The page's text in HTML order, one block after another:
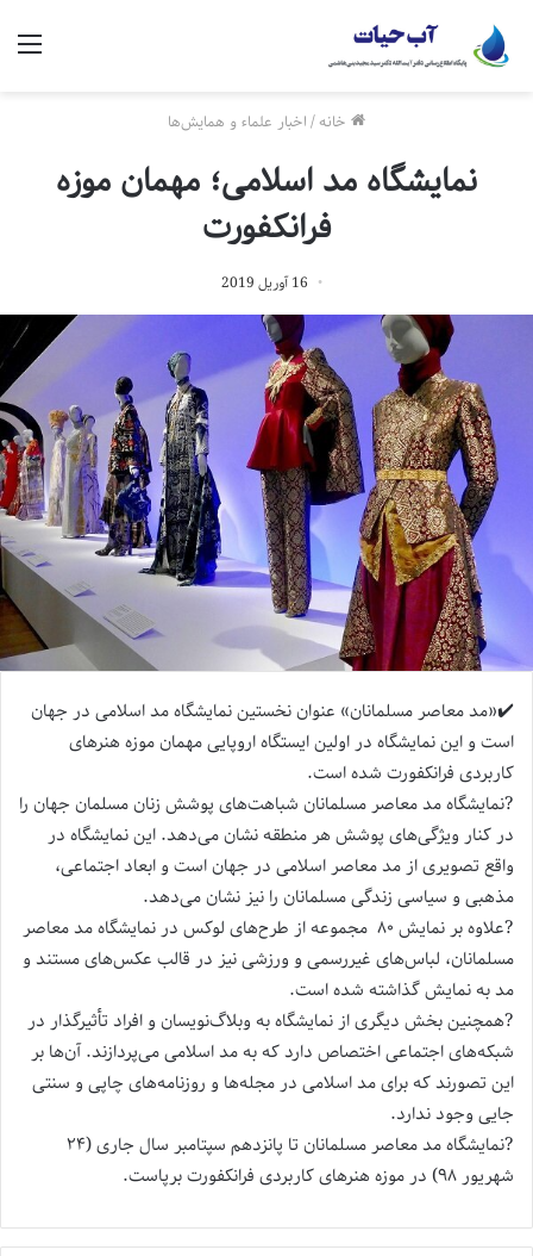
خانه/اخبار علماء و همایش‌ها
نمایشگاه مد اسلامی؛ مهمان موزه
فرانکفورت
16 آوریل 2019
✔️«مد معاصر مسلمانان» عنوان نخستین نمایشگاه مد اسلامی در جهان
است و این نمایشگاه در اولین ایستگاه اروپایی مهمان موزه‌ هنرهای
کاربردی فرانکفورت شده است.
?نمایشگاه مد معاصر مسلمانان شباهت‌های پوشش زنان مسلمان جهان را
در کنار ویژگی‌های پوشش هر منطقه نشان می‌دهد. این نمایشگاه در
واقع تصویری از مد معاصر اسلامی در جهان است و ابعاد اجتماعی،
مذهبی و سیاسی زندگی مسلمانان را نیز نشان می‌دهد.
?علاوه بر نمایش ۸۰ مجموعه از طرح‌های لوکس در نمایشگاه مد معاصر
مسلمانان، لباس‌های غیررسمی و ورزشی نیز در قالب عکس‌های مستند و
مد‌‌ به نمایش گذاشته شده است.
?همچنین بخش دیگری از نمایشگاه به وبلاگ‌نویسان و افراد تأثیرگذار در
شبکه‌های اجتماعی اختصاص دارد که به مد اسلامی می‌پردازند. آن‌ها بر
این تصورند که برای مد اسلامی در مجله‌ها و روزنامه‌های چاپی و سنتی
جایی وجود ندارد.
?نمایشگاه مد معاصر مسلمانان تا پانزدهم سپتامبر سال جاری (۲۴
شهریور ۹۸) در موزه هنرهای کاربردی فرانکفورت برپاست.